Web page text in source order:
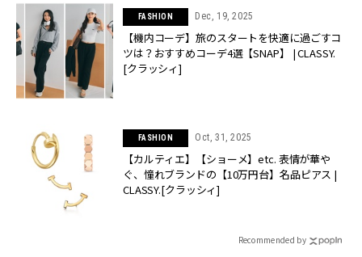
FASHION Dec, 19, 2025
【機内コーデ】旅のスタートを快適に過ごすコ
ツは？おすすめコーデ4選【SNAP】 | CLASSY.
[クラッシィ]
FASHION Oct, 31, 2025
【カルティエ】【ショーメ】etc. 表情が華や
ぐ、憧れブランドの【10万円台】名品ピアス |
CLASSY.[クラッシィ]
Recommended by